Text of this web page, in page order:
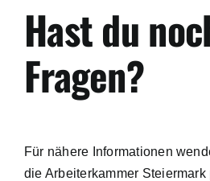
Hast du
Fragen?
Für nähere Informationen
die Arbeiterkammer